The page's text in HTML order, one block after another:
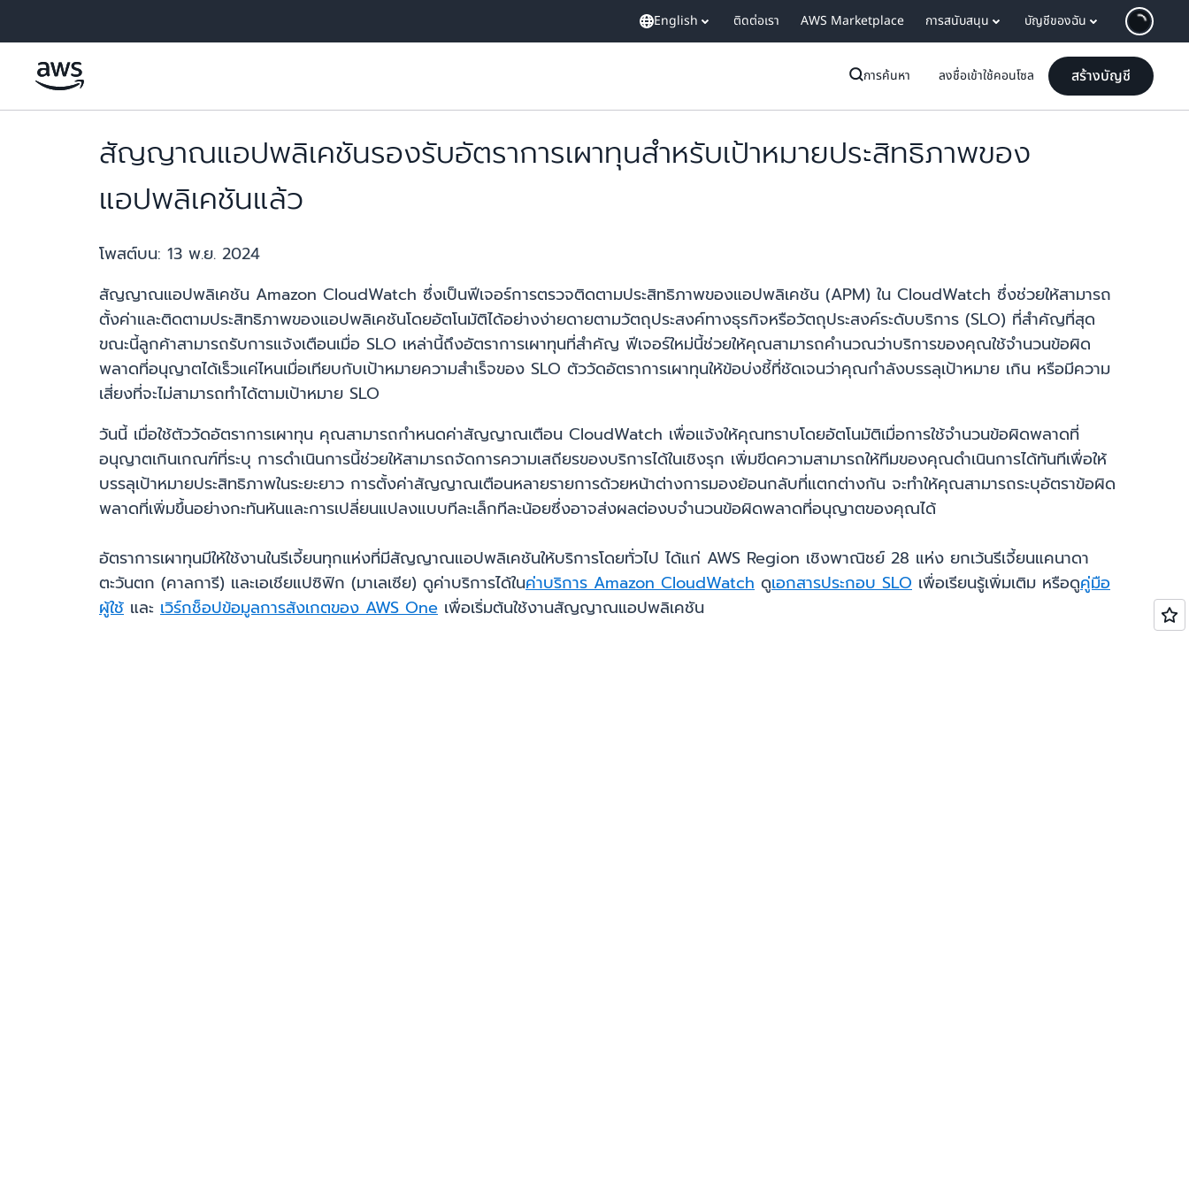
English ติดต่อเรา AWS Marketplace การสนับสนุน บัญชีของฉัน
การค้นหา ลงชื่อเข้าใช้คอนโซล สร้างบัญชี
สัญญาณแอปพลิเคชันรองรับอัตราการเผาทุนสำหรับเป้าหมายประสิทธิภาพของ
แอปพลิเคชันแล้ว
โพสต์บน: 13 พ.ย. 2024
สัญญาณแอปพลิเคชัน Amazon CloudWatch ซึ่งเป็นฟีเจอร์การตรวจติดตามประสิทธิภาพของแอปพลิเคชัน (APM) ใน CloudWatch ซึ่งช่วยให้สามารถ
ตั้งค่าและติดตามประสิทธิภาพของแอปพลิเคชันโดยอัตโนมัติได้อย่างง่ายดายตามวัตถุประสงค์ทางธุรกิจหรือวัตถุประสงค์ระดับบริการ (SLO) ที่สำคัญที่สุด
ขณะนี้ลูกค้าสามารถรับการแจ้งเตือนเมื่อ SLO เหล่านี้ถึงอัตราการเผาทุนที่สำคัญ ฟีเจอร์ใหม่นี้ช่วยให้คุณสามารถคำนวณว่าบริการของคุณใช้จำนวนข้อผิด
พลาดที่อนุญาตได้เร็วแค่ไหนเมื่อเทียบกับเป้าหมายความสำเร็จของ SLO ตัววัดอัตราการเผาทุนให้ข้อบ่งชี้ที่ชัดเจนว่าคุณกำลังบรรลุเป้าหมาย เกิน หรือมีความ
เสี่ยงที่จะไม่สามารถทำได้ตามเป้าหมาย SLO
วันนี้ เมื่อใช้ตัววัดอัตราการเผาทุน คุณสามารถกำหนดค่าสัญญาณเตือน CloudWatch เพื่อแจ้งให้คุณทราบโดยอัตโนมัติเมื่อการใช้จำนวนข้อผิดพลาดที่
อนุญาตเกินเกณฑ์ที่ระบุ การดำเนินการนี้ช่วยให้สามารถจัดการความเสถียรของบริการได้ในเชิงรุก เพิ่มขีดความสามารถให้ทีมของคุณดำเนินการได้ทันทีเพื่อให้
บรรลุเป้าหมายประสิทธิภาพในระยะยาว การตั้งค่าสัญญาณเตือนหลายรายการด้วยหน้าต่างการมองย้อนกลับที่แตกต่างกัน จะทำให้คุณสามารถระบุอัตราข้อผิด
พลาดที่เพิ่มขึ้นอย่างกะทันหันและการเปลี่ยนแปลงแบบทีละเล็กทีละน้อยซึ่งอาจส่งผลต่องบจำนวนข้อผิดพลาดที่อนุญาตของคุณได้
อัตราการเผาทุนมีให้ใช้งานในรีเจี้ยนทุกแห่งที่มีสัญญาณแอปพลิเคชันให้บริการโดยทั่วไป ได้แก่ AWS Region เชิงพาณิชย์ 28 แห่ง ยกเว้นรีเจี้ยนแคนาดา
ตะวันตก (คาลการี) และเอเชียแปซิฟิก (มาเลเซีย) ดูค่าบริการได้ในค่าบริการ Amazon CloudWatch ดูเอกสารประกอบ SLO เพื่อเรียนรู้เพิ่มเติม หรือดูคู่มือ
ผู้ใช้ และ เวิร์กช็อปข้อมูลการสังเกตของ AWS One เพื่อเริ่มต้นใช้งานสัญญาณแอปพลิเคชัน